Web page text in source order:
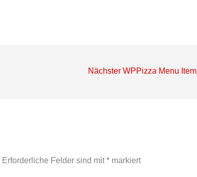
Nächster WPPizza Menu Item
Erforderliche Felder sind mit*markiert